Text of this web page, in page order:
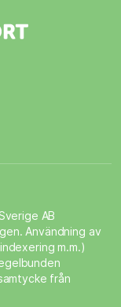
AB
Användning av
m.m.)
från